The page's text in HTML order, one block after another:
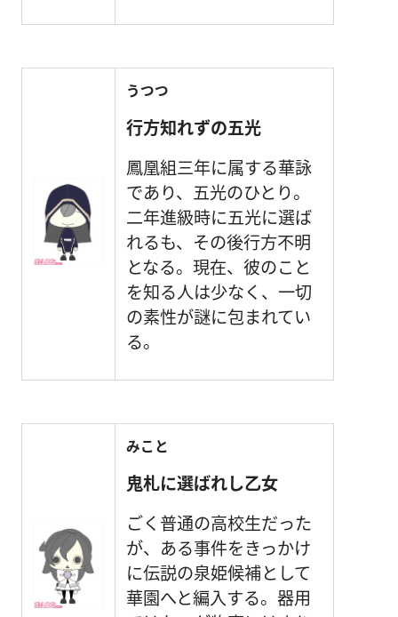
うつつ
行方知れずの五光
鳳凰組三年に属する華詠
であり、五光のひとり。
二年進級時に五光に選ば
れるも、その後行方不明
となる。現在、彼のこと
を知る人は少なく、一切
の素性が謎に包まれてい
る。
みこと
鬼札に選ばれし乙女
ごく普通の高校生だった
が、ある事件をきっかけ
に伝説の泉姫候補として
華園へと編入する。器用